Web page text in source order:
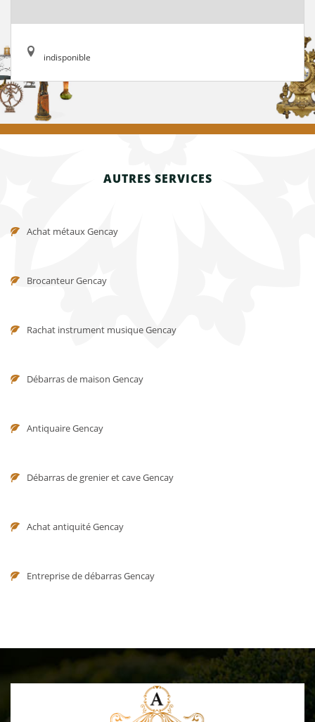
indisponible
AUTRES SERVICES
Achat métaux Gencay
Brocanteur Gencay
Rachat instrument musique Gencay
Débarras de maison Gencay
Antiquaire Gencay
Débarras de grenier et cave Gencay
Achat antiquité Gencay
Entreprise de débarras Gencay